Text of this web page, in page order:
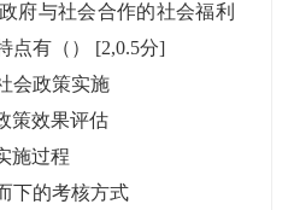
府与社会合作的社会福利
点有（） [2,0.5分]
会政策实施
策效果评估
施过程
下的考核方式